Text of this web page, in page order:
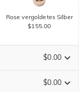
Rose vergoldetes Silber
$155.00
$0.00
$0.00